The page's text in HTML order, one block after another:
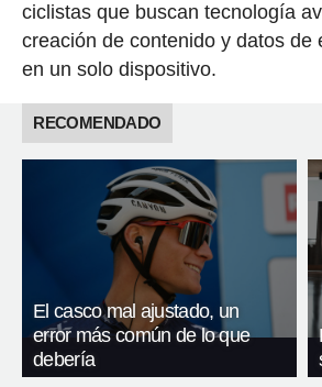
ciclistas que buscan tecnología
creación de contenido y datos de
en un solo dispositivo.
RECOMENDADO
El casco mal ajustado, un
error más común de lo que
debería